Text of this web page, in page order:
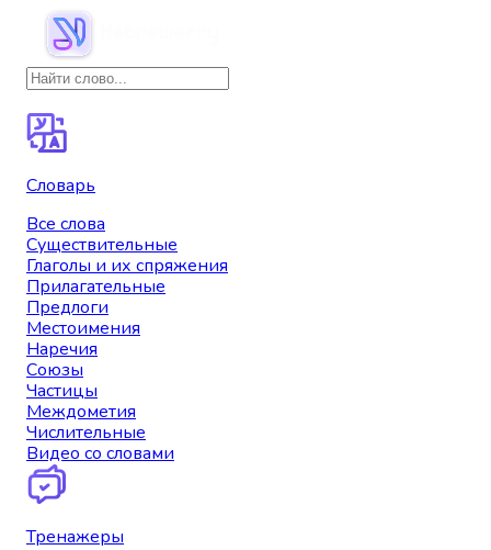
Словарь
Все слова
Существительные
Глаголы и их спряжения
Прилагательные
Предлоги
Местоимения
Наречия
Союзы
Частицы
Междометия
Числительные
Видео со словами
Тренажеры